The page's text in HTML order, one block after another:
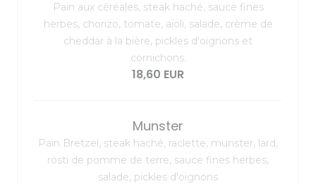
Pain aux céréales, steak haché, sauce fines
herbes, chorizo, tomate, aïoli, salade, crème de
cheddar à la bière, pickles d'oignons et
cornichons.
18,60 EUR
Munster
Pain Bretzel, steak haché, raclette, munster, lard,
rösti de pomme de terre, sauce fines herbes,
salade, pickles d'oignons